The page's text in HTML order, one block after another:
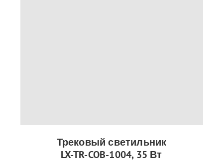
Трековый светильник
LX-TR-COB-1004, 35 Вт